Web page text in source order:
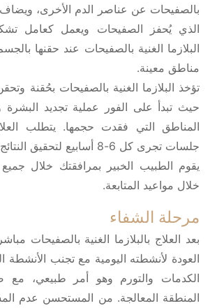
بالصفيحات عن عناصر الدم الأخرى، ويضاف
الذي يُحفز الصفيحات ويعمل كعامل
البلازما الغنية بالصفيحات عند حقنها
مناطق معينة.
تؤخذ البلازما الغنية بالصفيحات بحُقنة
حيث تبدأ على الفور عملية تجديد
المناطق التي فقدت حجمها. يتطلب
جلسات تجرى كل 6-8 أسابيع لتحقيق النتائج المطلوبة.
يقوم الطبيب الخبير بمرافقتك خلال
خلال مواعيد المتابعة.
مرحلة الشفاء
بعد العلاج بالبلازما الغنية بالصفيحات
العودة لأنشطته اليومية مع تجنب
الكدمات والتورم وهو أمر طبيعي، مع
المنطقة المعالجة. من المستحسن عدم